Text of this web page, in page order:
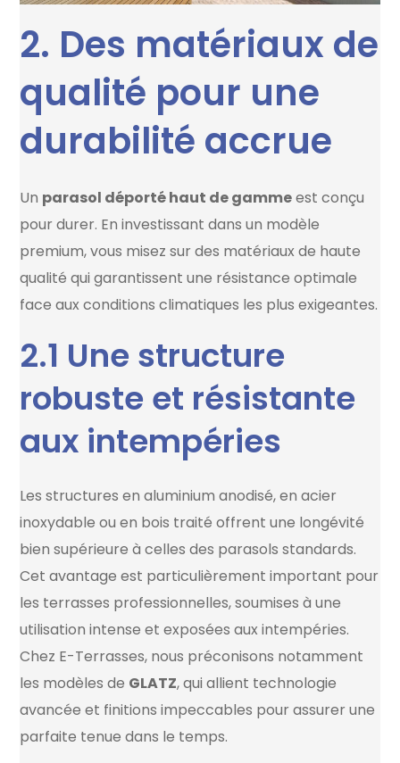
2. Des matériaux de
qualité pour une
durabilité accrue
Un parasol déporté haut de gammeest conçu
pour durer. En investissant dans un modèle
premium, vous misez sur des matériaux de haute
qualité qui garantissent une résistance optimale
face aux conditions climatiques les plus exigeantes.
2.1 Une structure
robuste et résistante
aux intempéries
Les structures en aluminium anodisé, en acier
inoxydable ou en bois traité offrent une longévité
bien supérieure à celles des parasols standards.
Cet avantage est particulièrement important pour
les terrasses professionnelles, soumises à une
utilisation intense et exposées aux intempéries.
Chez E-Terrasses, nous préconisons notamment
les modèles de GLATZ, qui allient technologie
avancée et finitions impeccables pour assurer une
parfaite tenue dans le temps.